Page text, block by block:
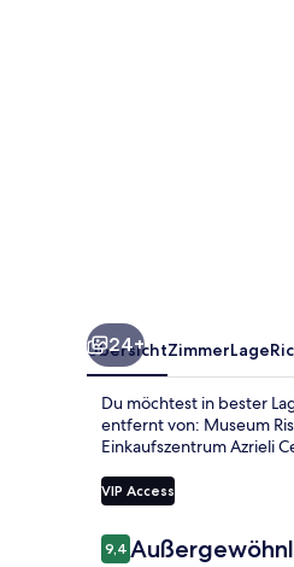
24+
ÜbersichtZimmerLage
Du möchtest in bester
entfernt von: Museum
Einkaufszentrum Azrieli
VIP Access
Bewertungen
9,49,4 von 10.